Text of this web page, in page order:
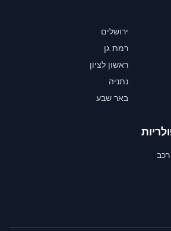
ירושלים
רמת גן
ראשון לציון
נתניה
באר שבע